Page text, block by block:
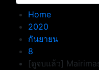
Home
2020
กันยายน
8
[ดูจบแล้ว]